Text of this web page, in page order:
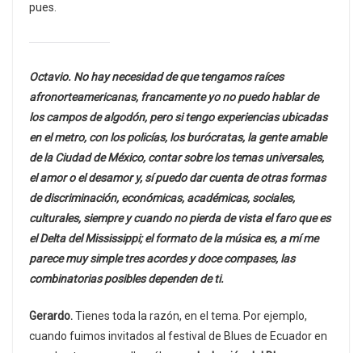
pues.
Octavio. No hay necesidad de que tengamos raíces
afronorteamericanas, francamente yo no puedo hablar de
los campos de algodón, pero si tengo experiencias ubicadas
en el metro, con los policías, los burócratas, la gente amable
de la Ciudad de México, contar sobre los temas universales,
el amor o el desamor y, sí puedo dar cuenta de otras formas
de discriminación, económicas, académicas, sociales,
culturales, siempre y cuando no pierda de vista el faro que es
el Delta del Mississippi; el formato de la música es, a mí me
parece muy simple tres acordes y doce compases, las
combinatorias posibles dependen de ti.
Gerardo.Tienes toda la razón, en el tema. Por ejemplo,
cuando fuimos invitados al festival de Blues de Ecuador en